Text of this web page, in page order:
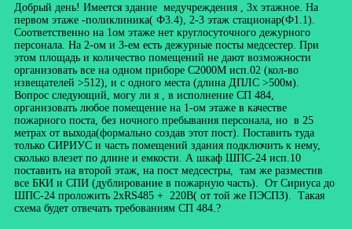
Добрый день! Имеется здание медучреждения , 3х этажное. На
первом этаже -поликлиника( Ф3.4), 2-3 этаж стационар(Ф1.1).
Соответственно на 1ом этаже нет круглосуточного дежурного
персонала. На 2-ом и 3-ем есть дежурные посты медсестер. При
этом площадь и количество помещений не дают возможности
организовать все на одном приборе С2000М исп.02 (кол-во
извещателей >512), и с одного места (длина ДПЛС >500м).
Вопрос следующий, могу ли я , в исполнение СП 484,
организовать любое помещение на 1-ом этаже в качестве
пожарного поста, без ночного пребывания персонала, но в 25
метрах от выхода(формально создав этот пост). Поставить туда
только СИРИУС и часть помещений здания подключить к нему,
сколько влезет по длине и емкости. А шкаф ШПС-24 исп.10
поставить на второй этаж, на пост медсестры, там же разместив
все БКИ и СПИ (дублирование в пожарную часть). От Сириуса до
ШПС-24 проложить 2хRS485 + 220В( от той же ПЭСПЗ). Такая
схема будет отвечать требованиям СП 484.?